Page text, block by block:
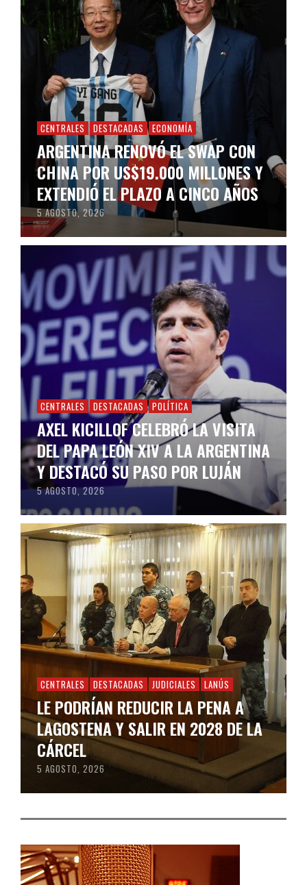
CENTRALES DESTACADAS ECONOMÍA
ARGENTINA RENOVÓ EL SWAP CON
CHINA POR US$19.000 MILLONES Y
EXTENDIÓ EL PLAZO A CINCO AÑOS
5 AGOSTO, 2026
CENTRALES DESTACADAS POLÍTICA
AXEL KICILLOF CELEBRÓ LA VISITA
DEL PAPA LEÓN XIV A LA ARGENTINA
Y DESTACÓ SU PASO POR LUJÁN
5 AGOSTO, 2026
CENTRALES DESTACADAS JUDICIALES LANÚS
LE PODRÍAN REDUCIR LA PENA A
LAGOSTENA Y SALIR EN 2028 DE LA
CÁRCEL
5 AGOSTO, 2026